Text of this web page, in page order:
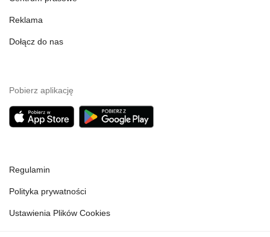
Reklama
Dołącz do nas
Pobierz aplikację
Regulamin
Polityka prywatności
Ustawienia Plików Cookies